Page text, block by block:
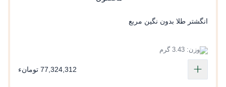
انگشتر طلا بدون نگین مربع
وزن: 3.43 گرم
77,324,312 تومانء